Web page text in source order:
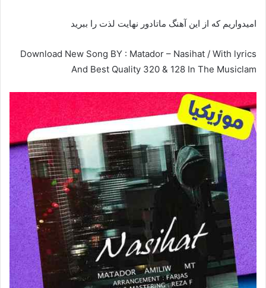
امیدواریم که از این آهنگ ماتادور نهایت لذت را ببرید
Download New Song BY : Matador – Nasihat / With lyrics
And Best Quality 320 & 128 In The Musiclam